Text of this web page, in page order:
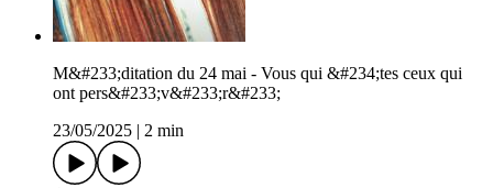
M&#233;ditation du 24 mai - Vous qui &#234;tes ceux qui
ont pers&#233;v&#233;r&#233;
23/05/2025
2 min